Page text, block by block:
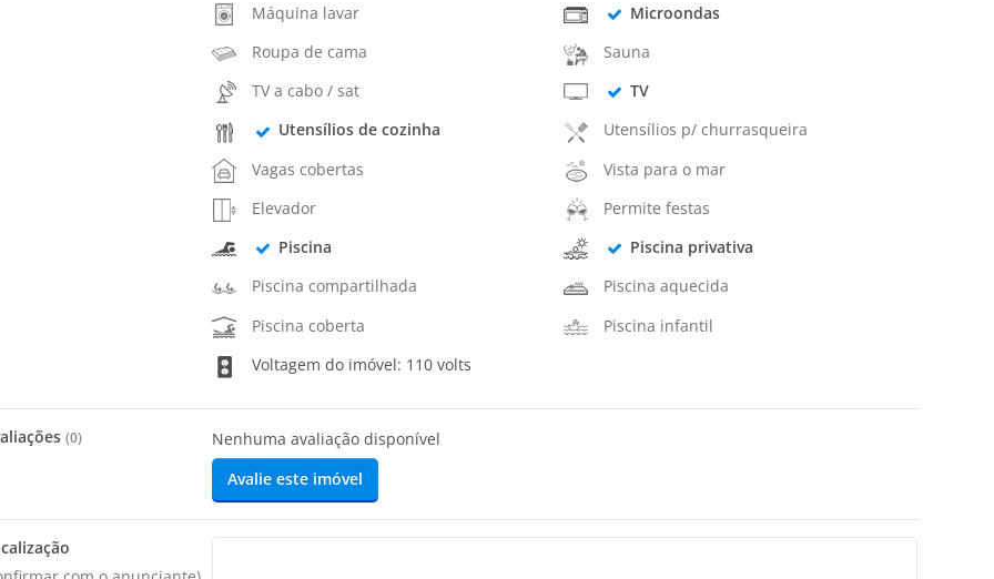
Máquina lavar
Microondas
Roupa de cama
Sauna
TV a cabo / sat
TV
Utensílios de cozinha
Utensílios p/ churrasqueira
Vagas cobertas
Vista para o mar
Elevador
Permite festas
Piscina
Piscina privativa
Piscina compartilhada
Piscina aquecida
Piscina coberta
Piscina infantil
Voltagem do imóvel: 110 volts
(0)
Nenhuma avaliação disponível
Avalie este imóvel